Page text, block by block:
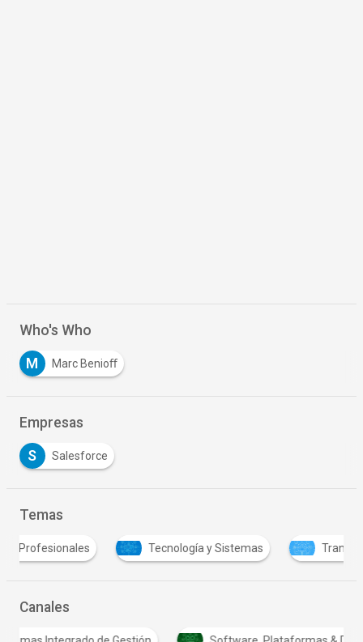
Who's Who
M Marc Benioﬀ
Empresas
S Salesforce
Temas
Tecnología y Sistemas Transformación digital
Canales